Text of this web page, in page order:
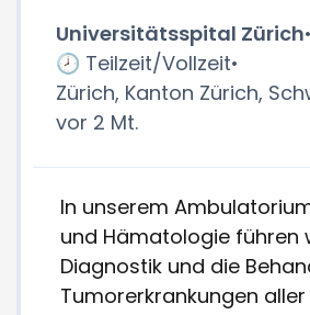
Universitätsspital Zürich•
🕗 Teilzeit/Vollzeit•
Zürich, Kanton Zürich,
vor 2 Mt.
In unserem
und Hämatologie führen
Diagnostik und die
Tumorerkrankungen aller